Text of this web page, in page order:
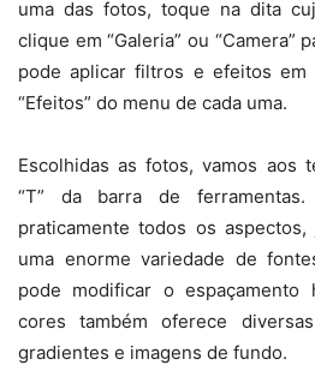
uma das fotos, toque na dita
clique em “Galeria” ou “Camera”
pode aplicar filtros e efeitos em
“Efeitos” do menu de cada uma.
Escolhidas as fotos, vamos aos
“T” da barra de
praticamente todos os
uma enorme variedade de
pode modificar o espaçamento
cores também oferece
gradientes e imagens de fundo.